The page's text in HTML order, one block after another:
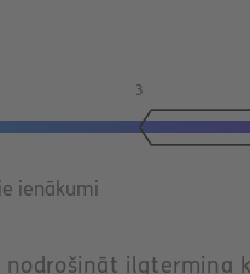
3
ienākumi
nodrošināt ilgtermiņa